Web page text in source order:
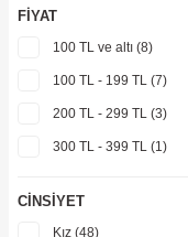
Zomlings (2)
FIYAT
100 TL ve altı (8)
100 TL - 199 TL (7)
200 TL - 299 TL (3)
300 TL - 399 TL (1)
CINSIYET
Kız (48)